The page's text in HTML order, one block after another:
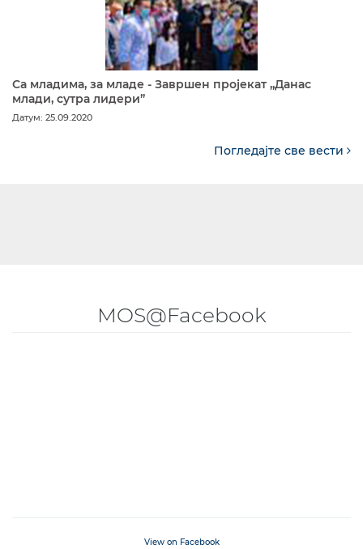
Са младима, за младе - Завршен пројекат „Данас
млади, сутра лидери”
Датум: 25.09.2020
Погледајте све вести
MOS@Facebook
View on Facebook